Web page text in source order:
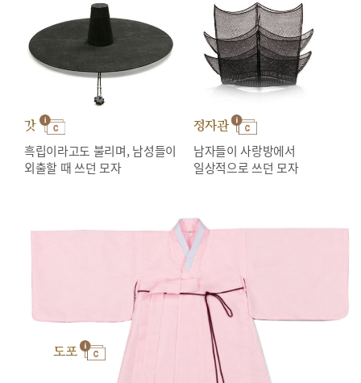
갓
흑립이라고도 불리며, 남성들이
외출할 때 쓰던 모자
정자관
남자들이 사랑방에서
일상적으로 쓰던 모자
도포